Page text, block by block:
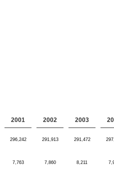
2001 2002 2003
296,242 291,913 291,472
7,763 7,860 8,211